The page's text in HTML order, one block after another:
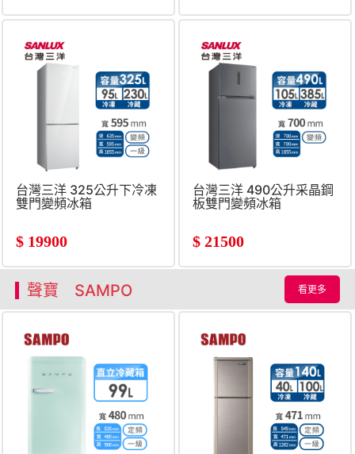
台灣三洋 325公升下冷凍
雙門變頻冰箱
$ 19900
台灣三洋 490公升采晶鋼
板雙門變頻冰箱
$ 21500
聲寶 SAMPO 看更多